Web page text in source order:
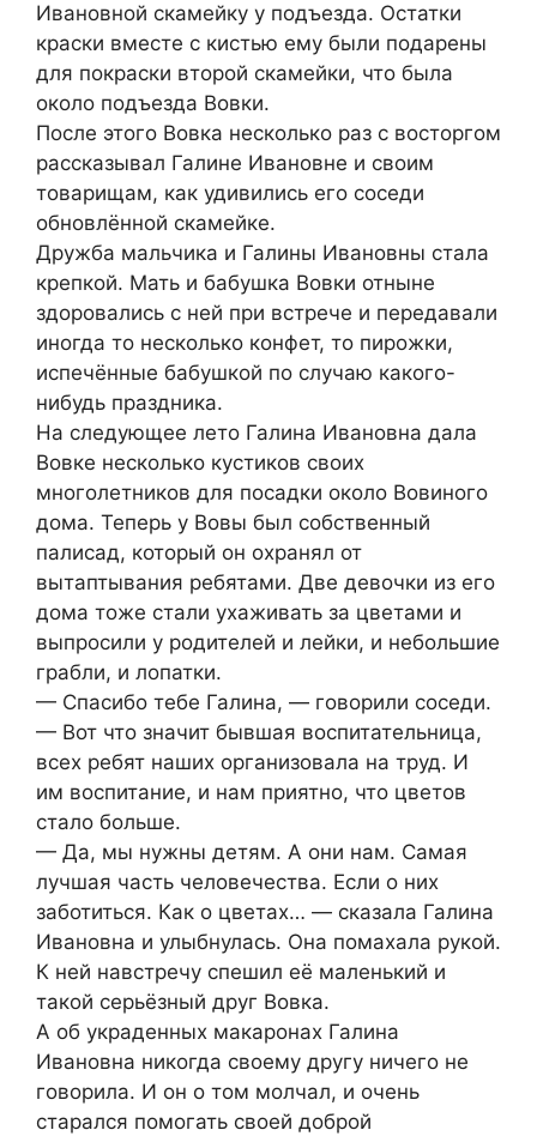
Ивановной скамейку у подъезда. Остатки
краски вместе с кистью ему были подарены
для покраски второй скамейки, что была
около подъезда Вовки.
После этого Вовка несколько раз с восторгом
рассказывал Галине Ивановне и своим
товарищам, как удивились его соседи
обновлённой скамейке.
Дружба мальчика и Галины Ивановны стала
крепкой. Мать и бабушка Вовки отныне
здоровались с ней при встрече и передавали
иногда то несколько конфет, то пирожки,
испечённые бабушкой по случаю какого-
нибудь праздника.
На следующее лето Галина Ивановна дала
Вовке несколько кустиков своих
многолетников для посадки около Вовиного
дома. Теперь у Вовы был собственный
палисад, который он охранял от
вытаптывания ребятами. Две девочки из его
дома тоже стали ухаживать за цветами и
выпросили у родителей и лейки, и небольшие
грабли, и лопатки.
— Спасибо тебе Галина, — говорили соседи.
— Вот что значит бывшая воспитательница,
всех ребят наших организовала на труд. И
им воспитание, и нам приятно, что цветов
стало больше.
— Да, мы нужны детям. А они нам. Самая
лучшая часть человечества. Если о них
заботиться. Как о цветах… — сказала Галина
Ивановна и улыбнулась. Она помахала рукой.
К ней навстречу спешил её маленький и
такой серьёзный друг Вовка.
А об украденных макаронах Галина
Ивановна никогда своему другу ничего не
говорила. И он о том молчал, и очень
старался помогать своей доброй